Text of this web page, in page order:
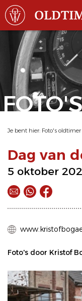
Je bent hier: Foto's
Dag van
5 oktober
Foto's door Kristof